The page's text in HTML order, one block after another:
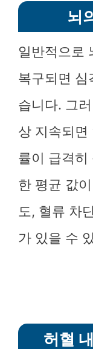
뇌
일반적으로
복구되면 심
습니다. 그
상 지속되면
률이 급격히
한 평균 값
도, 혈류 차
가 있을 수
허혈